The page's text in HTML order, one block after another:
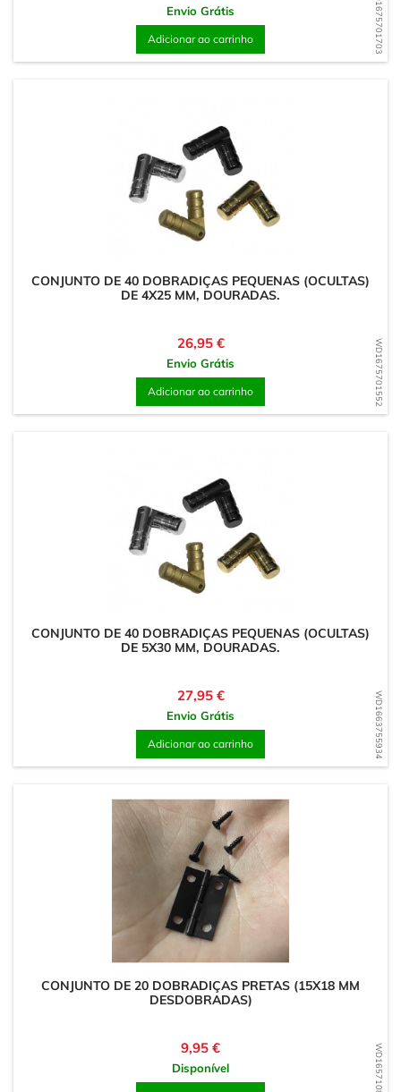
WD1675701703
Envio Grátis
Adicionar ao carrinho
WD1675701552
CONJUNTO DE 40 DOBRADIÇAS PEQUENAS (OCULTAS)
DE 4X25 MM, DOURADAS.
Preço
26,95 €
Envio Grátis
Adicionar ao carrinho
WD1663755934
CONJUNTO DE 40 DOBRADIÇAS PEQUENAS (OCULTAS)
DE 5X30 MM, DOURADAS.
Preço
27,95 €
Envio Grátis
Adicionar ao carrinho
WD1657108062
CONJUNTO DE 20 DOBRADIÇAS PRETAS (15X18 MM
DESDOBRADAS)
Preço
9,95 €
Disponível